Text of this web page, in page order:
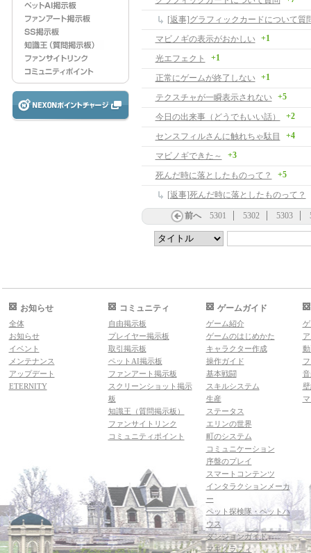
[返事]グラフィックカードについて質
マビノギの表示がおかしい
+1
光エフェクト +1
正常にゲームが終了しない +1
テクスチャが一瞬表示されない +5
今日の出来事（どうでもいい話） +2
センスフィルさんに触れちゃ駄目 +4
マビノギできた～ +3
死んだ時に落としたものって？ +5
[返事]死んだ時に落としたものって？
前へ 5301 5302 5303
お知らせ
全体
お知らせ
イベント
メンテナンス
アップデート
ETERNITY
コミュニティ
自由掲示板
プレイヤー掲示板
取引掲示板
ペットAI掲示板
ファンアート掲示板
スクリーンショット掲示
板
知識王（質問掲示板）
ファンサイトリンク
コミュニティポイント
ゲームガイド
ゲーム紹介
ゲームのはじめかた
キャラクター作成
操作ガイド
基本戦闘
スキルシステム
生産
ステータス
エリンの世界
町のシステム
コミュニケーション
序盤のプレイ
スマートコンテンツ
インタラクションメーカ
ー
ペット探検隊・ペットハ
ウス
ダンジョンガイド
マギグラフィ